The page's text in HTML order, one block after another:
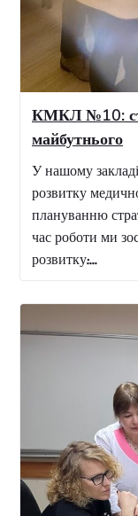
КМКЛ №10:
майбутнього